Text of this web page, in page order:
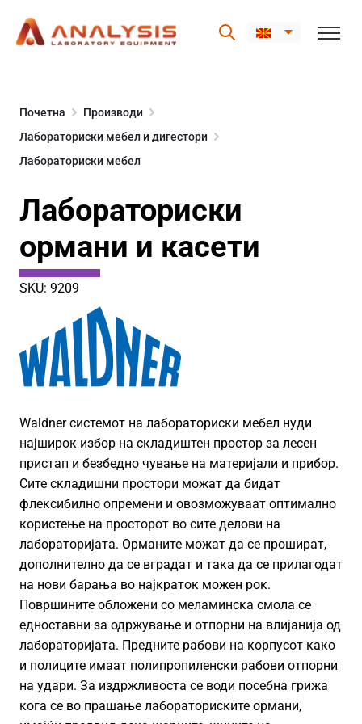
content
Почетна
Производи
Лабораториски мебел и дигестори
Лабораториски мебел
Лабораториски
ормани и касети
SKU: 9209
Waldner системот на лабораториски мебел нуди
најширок избор на складиштен простор за лесен
пристап и безбедно чување на материјали и прибор.
Сите складишни простори можат да бидат
флексибилно опремени и овозможуваат оптимално
користење на просторот во сите делови на
лабораторијата. Орманите можат да се прошират,
дополнително да се вградат и така да се прилагодат
на нови барања во најкраток можен рок.
Површините обложени со меламинска смола се
едноставни за одржување и отпорни на влијанија од
лабораторијата. Предните рабови на корпусот како
и полиците имаат полипропиленски рабови отпорни
на удари. За издржливоста се води посебна грижа
кога се во прашање лабораториските ормани,